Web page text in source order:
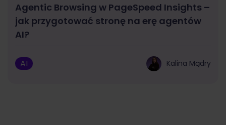
Agentic Browsing w PageSpeed Insights –
jak przygotować stronę na erę agentów
AI?
AI Kalina Mądry